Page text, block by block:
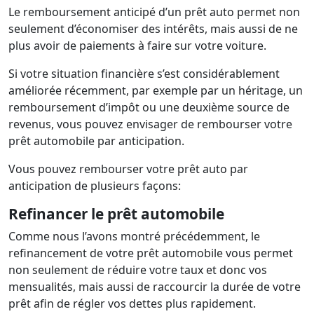
Le remboursement anticipé d’un prêt auto permet non
seulement d’économiser des intérêts, mais aussi de ne
plus avoir de paiements à faire sur votre voiture.
Si votre situation financière s’est considérablement
améliorée récemment, par exemple par un héritage, un
remboursement d’impôt ou une deuxième source de
revenus, vous pouvez envisager de rembourser votre
prêt automobile par anticipation.
Vous pouvez rembourser votre prêt auto par
anticipation de plusieurs façons:
Refinancer le prêt automobile
Comme nous l’avons montré précédemment, le
refinancement de votre prêt automobile vous permet
non seulement de réduire votre taux et donc vos
mensualités, mais aussi de raccourcir la durée de votre
prêt afin de régler vos dettes plus rapidement.